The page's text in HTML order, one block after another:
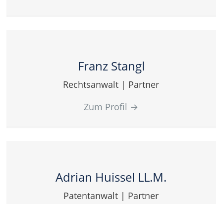
Franz Stangl
Rechtsanwalt | Partner
Zum Profil →
Adrian Huissel LL.M.
Patentanwalt | Partner